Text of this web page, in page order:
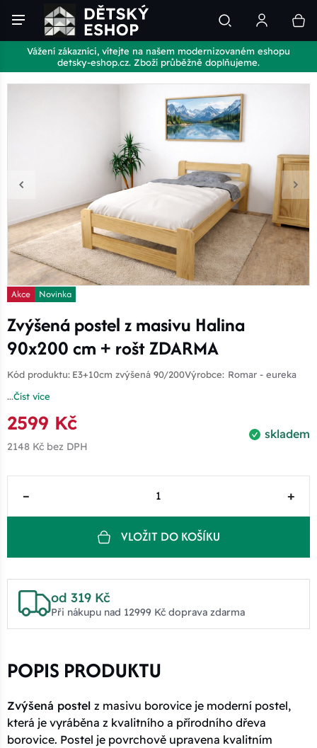
Vážení zákazníci, vítejte na našem modernizovaném eshopu
detsky-eshop.cz. Zboží průběžně doplňujeme.
Akce Novinka
Zvýšená postel z masivu Halina
90x200 cm + rošt ZDARMA
Kód produktu: E3+10cm zvýšená 90/200Výrobce: Romar - eureka
...Číst více
skladem
2599 Kč
2148 Kč bez DPH
– +
VLOŽIT DO KOŠÍKU
od 319 Kč
Při nákupu nad 12999 Kč doprava zdarma
POPIS PRODUKTU
Zvýšená postel z masivu borovice je moderní postel,
která je vyráběna z kvalitního a přírodního dřeva
borovice. Postel je povrchově upravena kvalitním